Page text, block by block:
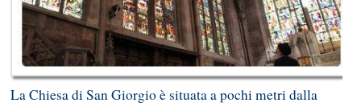
La Chiesa di San Giorgio è situata a pochi metri dalla